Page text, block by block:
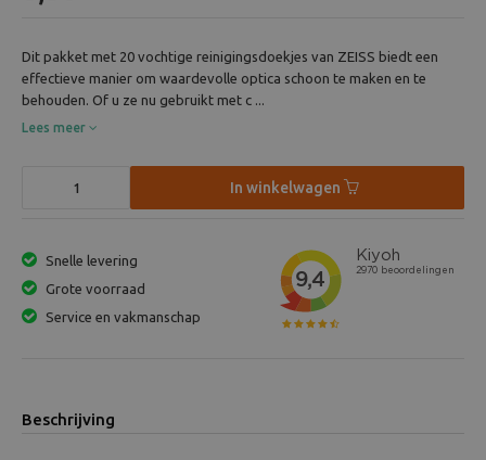
Dit pakket met 20 vochtige reinigingsdoekjes van ZEISS biedt een
effectieve manier om waardevolle optica schoon te maken en te
behouden. Of u ze nu gebruikt met c ...
Lees meer
In winkelwagen
Snelle levering
Grote voorraad
Service en vakmanschap
Beschrijving